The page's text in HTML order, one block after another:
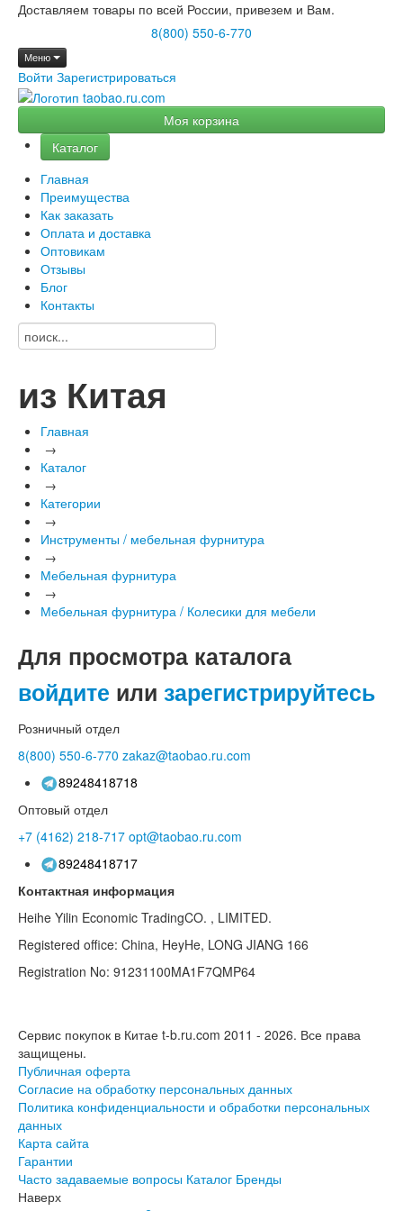
Доставляем товары по всей России, привезем и Вам.
8(800) 550-6-770
Меню
Войти Зарегистрироваться
Моя корзина
Каталог
Главная
Преимущества
Как заказать
Оплата и доставка
Оптовикам
Отзывы
Блог
Контакты
из Китая
Главная
→
Каталог
→
Категории
→
Инструменты / мебельная фурнитура
→
Мебельная фурнитура
→
Мебельная фурнитура / Колесики для мебели
Для просмотра каталога
войдите или зарегистрируйтесь
Розничный отдел
8(800) 550-6-770 zakaz@taobao.ru.com
89248418718
Оптовый отдел
+7 (4162) 218-717 opt@taobao.ru.com
89248418717
Контактная информация
Heihe Yilin Economic TradingCO. , LIMITED.
Registered office: China, HeyHe, LONG JIANG 166
Registration No: 91231100MA1F7QMP64
Сервис покупок в Китае t-b.ru.com 2011 - 2026. Все права
защищены.
Публичная оферта
Согласие на обработку персональных данных
Политика конфиденциальности и обработки персональных
данных
Карта сайта
Гарантии
Часто задаваемые вопросы Каталог Бренды
Наверх